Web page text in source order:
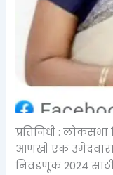
प्रतिनिधी :
आणखी एक
निवडणूक 2024